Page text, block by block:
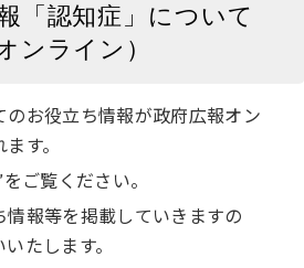
「認知症」について
ンライン）
のお役立ち情報が政府広報オン
す。
ご覧ください。
情報等を掲載していきますの
たします。